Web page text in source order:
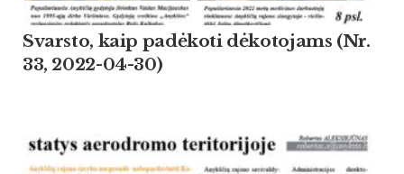
Svarsto, kaip padėkoti dėkotojams (Nr.
33, 2022-04-30)